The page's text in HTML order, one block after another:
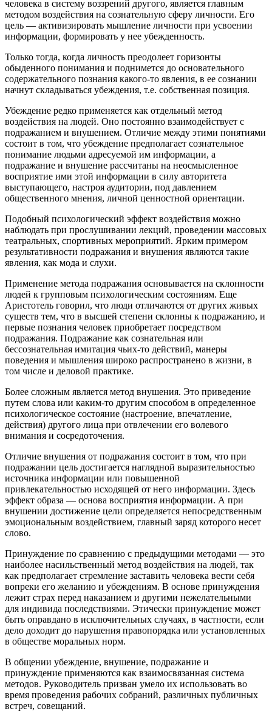
человека в систему воззрений другого, является главным
методом воздействия на сознательную сферу личности. Его
цель — активизировать мышление личности при усвоении
информации, формировать у нее убежденность.
Только тогда, когда личность преодолеет горизонты
обыденного понимания и поднимется до основательного
содержательного познания какого-то явления, в ее сознании
начнут складываться убеждения, т.е. собственная позиция.
Убеждение редко применяется как отдельный метод
воздействия на людей. Оно постоянно взаимодействует с
подражанием и внушением. Отличие между этими понятиями
состоит в том, что убеждение предполагает сознательное
понимание людьми адресуемой им информации, а
подражание и внушение рассчитаны на неосмысленное
восприятие ими этой информации в силу авторитета
выступающего, настроя аудитории, под давлением
общественного мнения, личной ценностной ориентации.
Подобный психологический эффект воздействия можно
наблюдать при прослушивании лекций, проведении массовых
театральных, спортивных мероприятий. Ярким примером
результативности подражания и внушения являются такие
явления, как мода и слухи.
Применение метода подражания основывается на склонности
людей к групповым психологическим состояниям. Еще
Аристотель говорил, что люди отличаются от других живых
существ тем, что в высшей степени склонны к подражанию, и
первые познания человек приобретает посредством
подражания. Подражание как сознательная или
бессознательная имитация чьих-то действий, манеры
поведения и мышления широко распространено в жизни, в
том числе и деловой практике.
Более сложным является метод внушения. Это приведение
путем слова или каким-то другим способом в определенное
психологическое состояние (настроение, впечатление,
действия) другого лица при отвлечении его волевого
внимания и сосредоточения.
Отличие внушения от подражания состоит в том, что при
подражании цель достигается наглядной выразительностью
источника информации или повышенной
привлекательностью исходящей от него информации. Здесь
эффект образа — основа восприятия информации. А при
внушении достижение цели определяется непосредственным
эмоциональным воздействием, главный заряд которого несет
слово.
Принуждение по сравнению с предыдущими методами — это
наиболее насильственный метод воздействия на людей, так
как предполагает стремление заставить человека вести себя
вопреки его желанию и убеждениям. В основе принуждения
лежит страх перед наказанием и другими нежелательными
для индивида последствиями. Этически принуждение может
быть оправдано в исключительных случаях, в частности, если
дело доходит до нарушения правопорядка или установленных
в обществе моральных норм.
В общении убеждение, внушение, подражание и
принуждение применяются как взаимосвязанная система
методов. Руководитель призван умело их использовать во
время проведения рабочих собраний, различных публичных
встреч, совещаний.